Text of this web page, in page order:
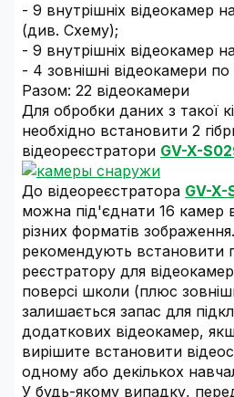
- 9 внутрішніх відеокамер
(див. Схему);
- 9 внутрішніх відеокамер
- 4 зовнішні відеокамери
Разом: 22 відеокамери
Для обробки даних з такої
необхідно встановити 2
відеореєстратори GV-X-
До відеореєстратора GV-X-
можна під'єднати 16 камер
різних форматів
рекомендують встановити
реєстратору для
поверсі школи (плюс
залишається запас для
додаткових відеокамер,
вирішите встановити
одному або декількох
У будь-якому випадку,